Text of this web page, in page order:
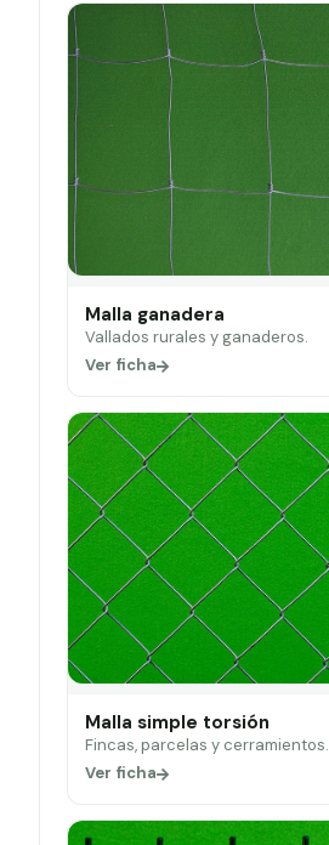
Malla ganadera
Vallados rurales y ganaderos.
Ver ficha
Malla simple torsión
Fincas, parcelas y cerramientos.
Ver ficha